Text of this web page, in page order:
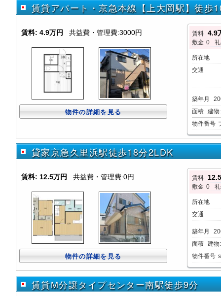
賃貸アパート・京急本線【上大岡駅】徒
賃料: 4.9万円 共益費・管理費:3000円
物件の詳細を見る
賃料 4.9
敷金 0
所在地
交通
築年月
面積 建物
物件番号
貸家京急久里浜駅徒歩18分2LDK
賃料: 12.5万円 共益費・管理費:0円
物件の詳細を見る
賃料
敷金 0
所在地
交通
築年月
面積 建物
物件番号
賃貸M分譲タイプセンター南駅徒歩9分